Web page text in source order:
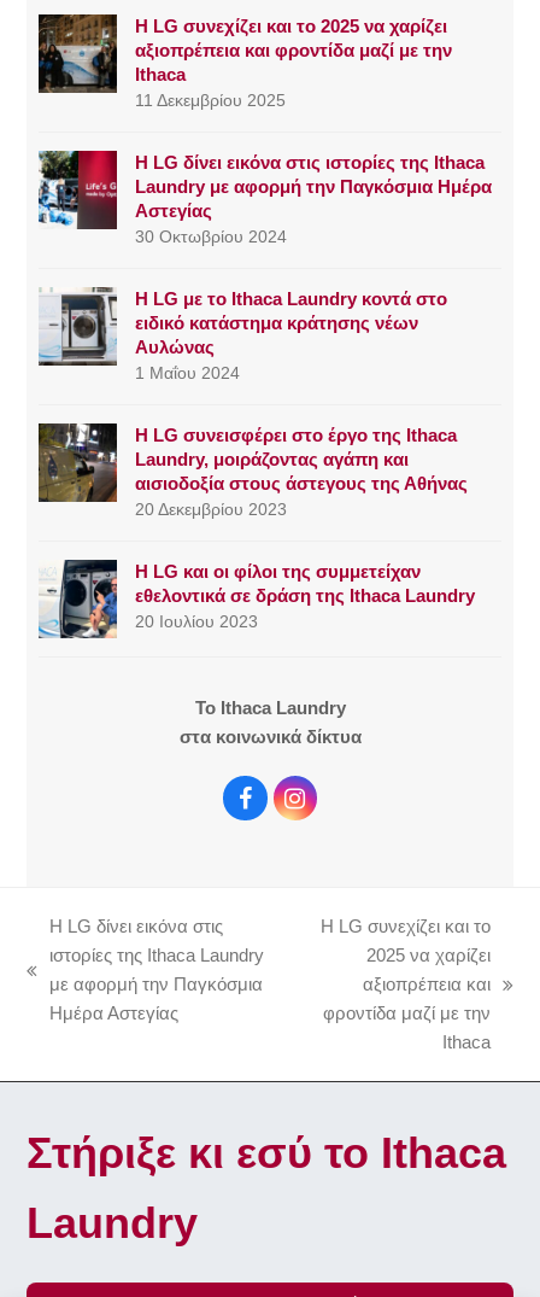
Η LG συνεχίζει και το 2025 να χαρίζει
αξιοπρέπεια και φροντίδα μαζί με την
Ithaca
11 Δεκεμβρίου 2025
Η LG δίνει εικόνα στις ιστορίες της Ithaca
Laundry με αφορμή την Παγκόσμια Ημέρα
Αστεγίας
30 Οκτωβρίου 2024
Η LG με το Ithaca Laundry κοντά στο
ειδικό κατάστημα κράτησης νέων
Αυλώνας
1 Μαΐου 2024
Η LG συνεισφέρει στο έργο της Ithaca
Laundry, μοιράζοντας αγάπη και
αισιοδοξία στους άστεγους της Αθήνας
20 Δεκεμβρίου 2023
Η LG και οι φίλοι της συμμετείχαν
εθελοντικά σε δράση της Ithaca Laundry
20 Ιουλίου 2023
To Ithaca Laundry
στα κοινωνικά δίκτυα
F
o
k
I
previous
post:
Η LG δίνει εικόνα στις
ιστορίες της Ithaca Laundry
με αφορμή την Παγκόσμια
Ημέρα Αστεγίας
post:
Η LG συνεχίζει και το
2025 να χαρίζει
αξιοπρέπεια και
φροντίδα μαζί με την
Ithaca
Στήριξε κι εσύ το Ithaca
Laundry